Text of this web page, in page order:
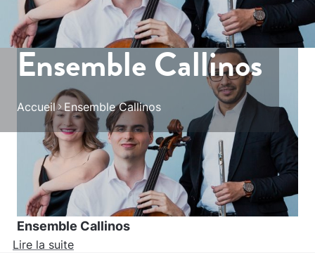
Ensemble Callinos
Accueil Ensemble Callinos
Ensemble Callinos
Lire la suite